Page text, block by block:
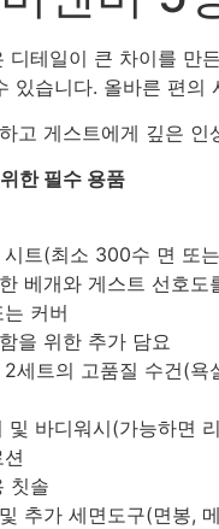
디테일이 큰 차이를 만
있습니다. 올바른 편
고 게스트에게 깊은
한 필수 용품
트(최소 300수 면 또
베개와 게스트 선호도
커버
을 위한 추가 담요
세트의 고품질 수건(욕
및 바디워시(가능하면
칫솔
추가 세면도구(면봉,